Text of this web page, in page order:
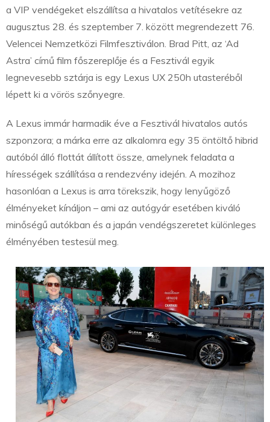
a VIP vendégeket elszállítsa a hivatalos vetítésekre az
augusztus 28. és szeptember 7. között megrendezett 76.
Velencei Nemzetközi Filmfesztiválon. Brad Pitt, az ‘Ad
Astra’ című film főszereplője és a Fesztivál egyik
legnevesebb sztárja is egy Lexus UX 250h utasteréből
lépett ki a vörös szőnyegre.
A Lexus immár harmadik éve a Fesztivál hivatalos autós
szponzora; a márka erre az alkalomra egy 35 öntöltő hibrid
autóból álló flottát állított össze, amelynek feladata a
hírességek szállítása a rendezvény idején. A mozihoz
hasonlóan a Lexus is arra törekszik, hogy lenyűgöző
élményeket kínáljon – ami az autógyár esetében kiváló
minőségű autókban és a japán vendégszeretet különleges
élményében testesül meg.